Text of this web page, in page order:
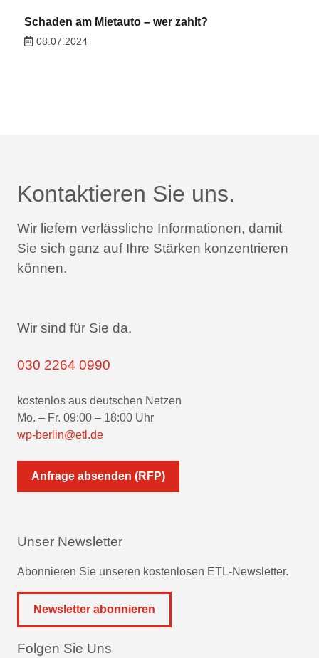
Schaden am Mietauto – wer zahlt?
08.07.2024
Kontaktieren Sie uns.
Wir liefern verlässliche Informationen, damit
Sie sich ganz auf Ihre Stärken konzentrieren
können.
Wir sind für Sie da.
030 2264 0990
kostenlos aus deutschen Netzen
Mo. – Fr. 09:00 – 18:00 Uhr
wp-berlin@etl.de
Anfrage absenden (RFP)
Unser Newsletter
Abonnieren Sie unseren kostenlosen ETL-Newsletter.
Newsletter abonnieren
Folgen Sie Uns